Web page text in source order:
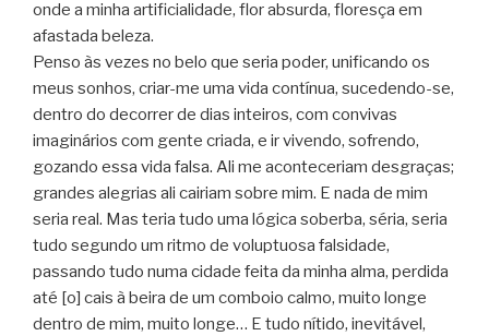
onde a minha artificialidade, flor absurda, floresça em
afastada beleza.
Penso às vezes no belo que seria poder, unificando os
meus sonhos, criar-me uma vida contínua, sucedendo-se,
dentro do decorrer de dias inteiros, com convivas
imaginários com gente criada, e ir vivendo, sofrendo,
gozando essa vida falsa. Ali me aconteceriam desgraças;
grandes alegrias ali cairiam sobre mim. E nada de mim
seria real. Mas teria tudo uma lógica soberba, séria, seria
tudo segundo um ritmo de voluptuosa falsidade,
passando tudo numa cidade feita da minha alma, perdida
até [o] cais à beira de um comboio calmo, muito longe
dentro de mim, muito longe… E tudo nítido, inevitável,